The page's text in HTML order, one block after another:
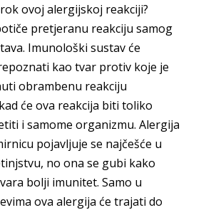
ovoj alergijskoj reakciji?
pretjeranu reakciju samog
Imunološki sustav će
kao tvar protiv koje je
obrambenu reakciju
će ova reakcija biti toliko
i samome organizmu. Alergija
pojavljuje se najčešće u
no ona se gubi kako
bolji imunitet. Samo u
ova alergija će trajati do